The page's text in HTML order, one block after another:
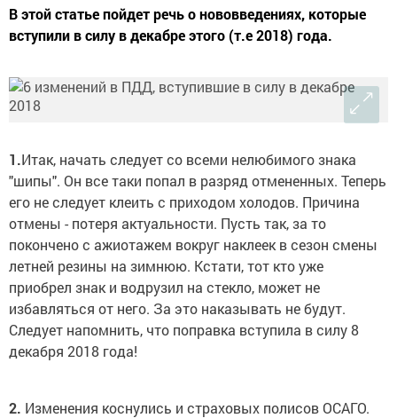
В этой статье пойдет речь о нововведениях, которые
вступили в силу в декабре этого (т.е 2018) года.
1.Итак, начать следует со всеми нелюбимого знака
"шипы". Он все таки попал в разряд отмененных. Теперь
его не следует клеить с приходом холодов. Причина
отмены - потеря актуальности. Пусть так, за то
покончено с ажиотажем вокруг наклеек в сезон смены
летней резины на зимнюю. Кстати, тот кто уже
приобрел знак и водрузил на стекло, может не
избавляться от него. За это наказывать не будут.
Следует напомнить, что поправка вступила в силу 8
декабря 2018 года!
2. Изменения коснулись и страховых полисов ОСАГО.